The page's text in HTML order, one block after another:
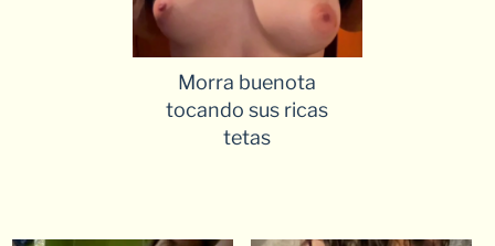
Morra buenota
tocando sus ricas
tetas